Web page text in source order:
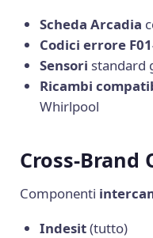
Scheda Arcadia
Codici errore
Sensori standard
Ricambi
Whirlpool
Cross-Brand
Componenti
Indesit(tutto)